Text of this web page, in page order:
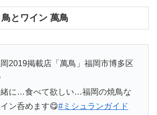
とワイン 萬鳥
2019掲載店「萬鳥」福岡市博多区
緒に…食べて欲しい…福岡の焼鳥な
ン呑めます😋#ミシュランガイド